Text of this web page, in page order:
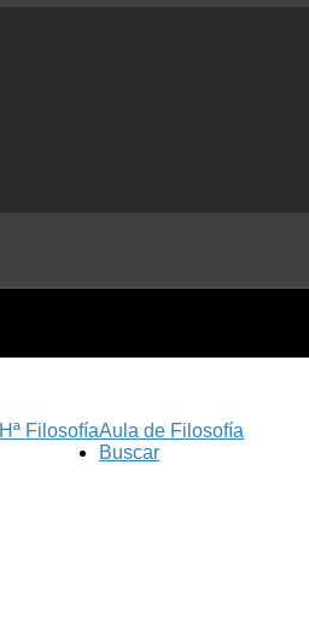
Aula de Filosofía
Hª Filosofía
Buscar